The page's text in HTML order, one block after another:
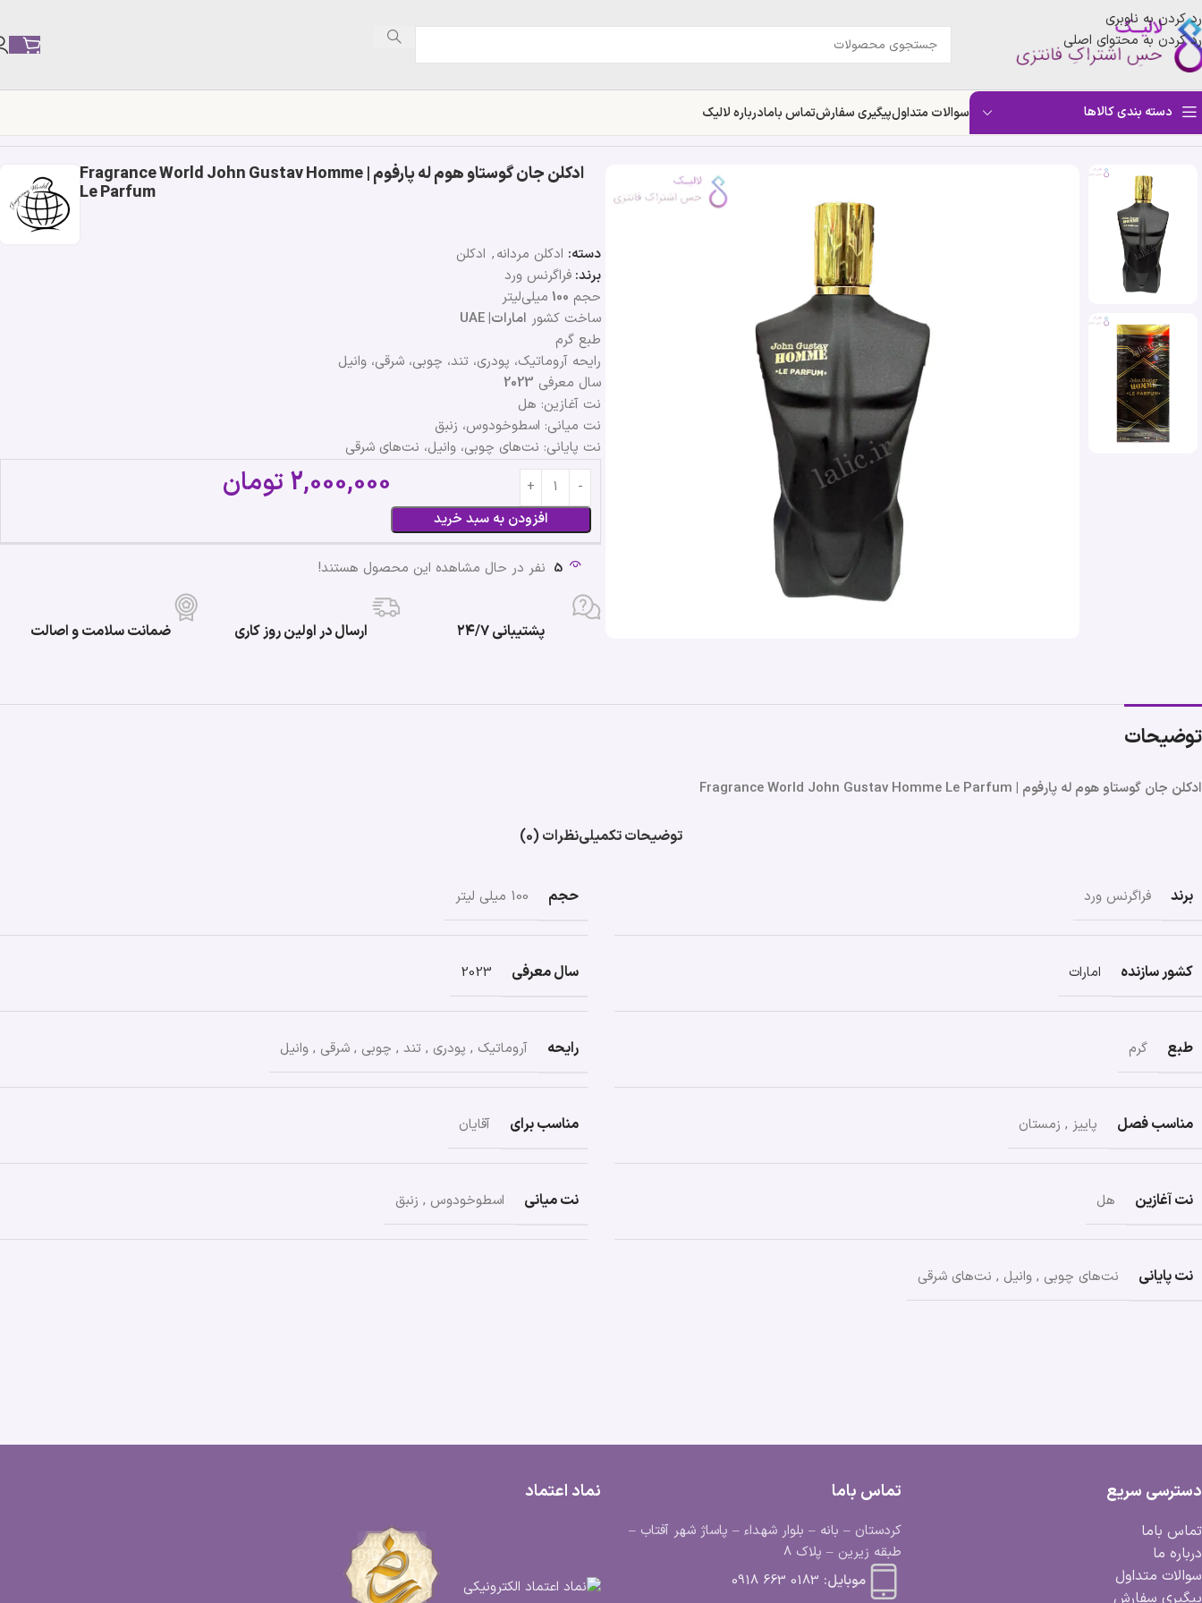
رد کردن به ناوبری
رد کردن به محتوای اصلی
دسته بندی کالاها سوالات متداولپیگیری سفارشتماس بامادرباره لالیک
خانه فروشگاه» ادکلن جان گوستاو هوم له پارفوم | Fragrance World John Gustav Homme Le Parfum
ادکلن جان گوستاو هوم له پارفوم | Fragrance World John Gustav Homme
Le Parfum
دسته: ادکلن مردانه, ادکلن
برند: فراگرنس ورد
حجم 100 میلی‌لیتر
ساخت کشور امارات| UAE
طبع گرم
رایحه آروماتیک، پودری، تند، چوبی، شرقی، وانیل
سال معرفی 2023
نت آغازین: هل
نت میانی: اسطوخودوس، زنبق
نت پایانی: نت‌های چوبی، وانیل، نت‌های شرقی
افزودن به سبد خرید
2,000,000تومان
5 نفر در حال مشاهده این محصول هستند!
پشتیبانی ۲۴/۷ ارسال در اولین روز کاری ضمانت سلامت و اصالت
توضیحات
ادکلن جان گوستاو هوم له پارفوم | Fragrance World John Gustav Homme Le Parfum
توضیحات تکمیلینظرات (0)
برند فراگرنس ورد حجم 100 میلی لیتر
کشور سازنده امارات سال معرفی 2023
طبع گرم رایحه آروماتیک , پودری , تند , چوبی , شرقی , وانیل
مناسب فصل پاییز , زمستان مناسب برای آقایان
نت آغازین هل نت میانی اسطوخودوس , زنبق
نت پایانی نت‌های چوبی , وانیل , نت‌های شرقی
دسترسی سریع
تماس باما
درباره ما
سوالات متداول
پیگیری سفارش
تماس باما
کردستان – بانه – بلوار شهداء – پاساژ شهر آفتاب –
طبقه زیرین – پلاک 8
موبایل: 0183 663 0918
نماد اعتماد